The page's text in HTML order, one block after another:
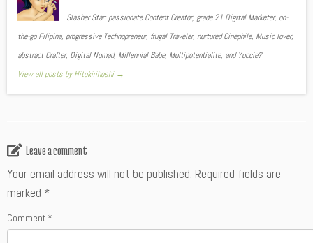
Slasher Star: passionate Content Creator, grade 21 Digital Marketer, on-
the-go Filipina, progressive Technopreneur, frugal Traveler, nurtured Cinephile, Music lover,
abstract Crafter, Digital Nomad, Millennial Babe, Multipotentialite, and Yuccie?
View all posts by Hitokirihoshi →
Leave a comment
Your email address will not be published. Required fields are
marked *
Comment *